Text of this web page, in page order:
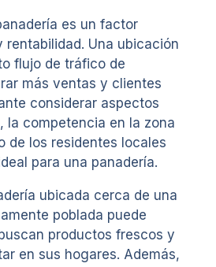
es un factor
Una ubicación
flujo de tráfico de
más ventas y clientes
considerar aspectos
la competencia en la zona
de los residentes locales
para una panadería.
ubicada cerca de una
poblada puede
productos frescos y
en sus hogares. Además,